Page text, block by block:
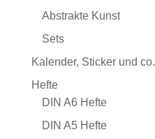
Abstrakte Kunst
Sets
Kalender, Sticker und co.
Hefte
DIN A6 Hefte
DIN A5 Hefte